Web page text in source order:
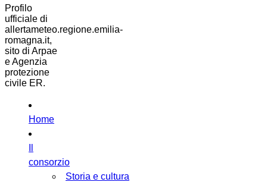
Profilo
ufficiale di
allertameteo.regione.emilia-
romagna.it,
sito di Arpae
e Agenzia
protezione
civile ER.
Home
consorzio
Storia e cultura